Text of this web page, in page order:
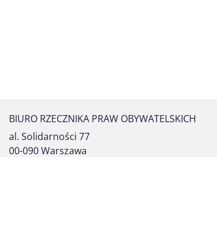
BIURO RZECZNIKA PRAW OBYWATELSKICH
al. Solidarności 77
00-090 Warszawa